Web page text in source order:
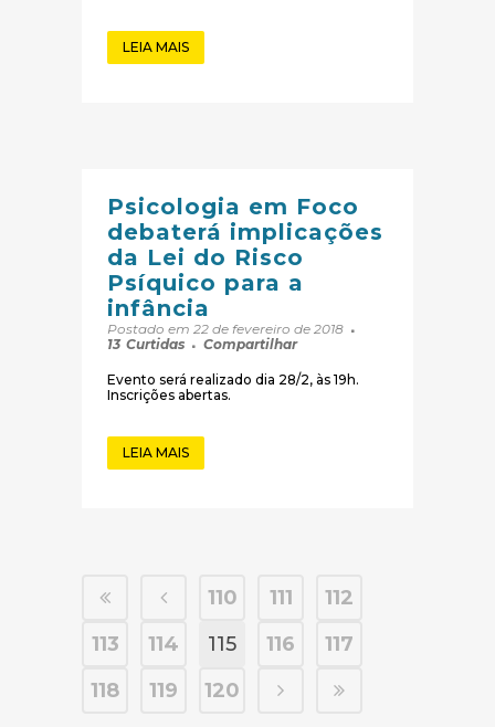
LEIA MAIS
Psicologia em Foco
debaterá implicações
da Lei do Risco
Psíquico para a
infância
Postado em 22 de fevereiro de 2018
13 Curtidas Compartilhar
Evento será realizado dia 28/2, às 19h.
Inscrições abertas.
LEIA MAIS
110 111
112
113
114 115 116
117
118
119 120